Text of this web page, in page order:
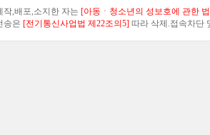
작,배포,소지한 자는 [아동ㆍ청소년의 성보호에 관한
송은 [전기통신사업법 제22조의5] 따라 삭제.접속차단